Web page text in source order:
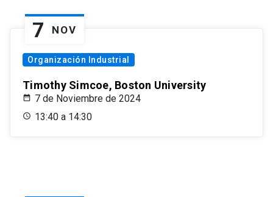
7 NOV
Organización Industrial
Timothy Simcoe, Boston University
7 de Noviembre de 2024
13:40 a 14:30